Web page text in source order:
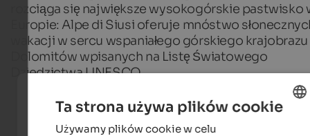
rozciąga się największe wysokogórskie pastwisko
Europie: Alpe di Siusi oferuje mnóstwo
wakacji w sercu wspaniałego górskiego krajobrazu
Dolomitów wpisanych na Listę Światowego
Dziedzictwa UNESCO.
Hotele turystyczne w Południowym Tyrolu
Ta strona używa plików cookie
Używamy plików cookie w celu